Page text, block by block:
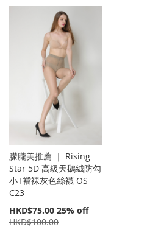
朦朧美推薦 ｜ Rising
Star 5D 高級天鵝絨防勾
小T襠裸灰色絲襪 OS
C23
特
價
HKD$75.00 25% off
HKD$100.00